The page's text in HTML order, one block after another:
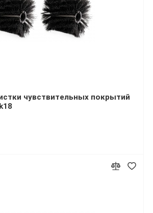
чувствительных покрытий